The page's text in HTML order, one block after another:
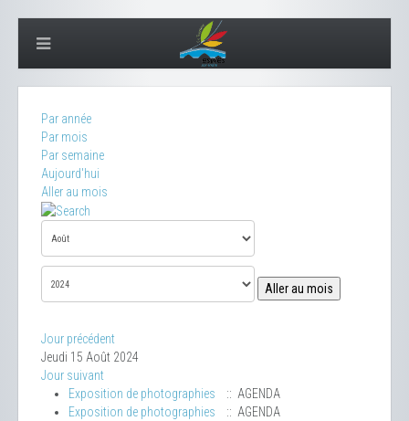
Par année
Par mois
Par semaine
Aujourd'hui
Aller au mois
Aller au mois
Jour précédent
Jeudi 15 Août 2024
Jour suivant
Exposition de photographies
:: AGENDA
Exposition de photographies
:: AGENDA